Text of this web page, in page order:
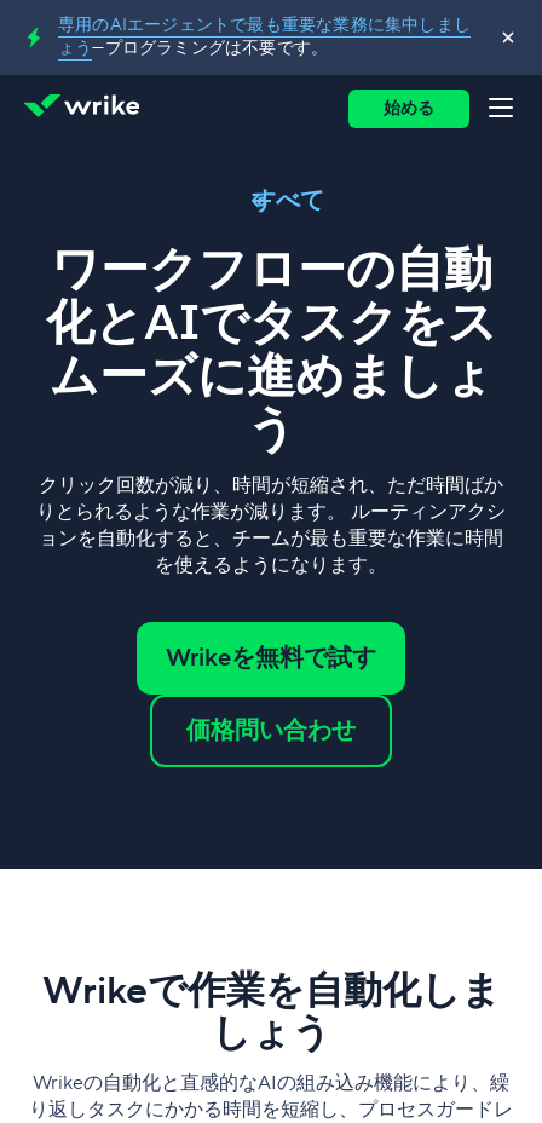
専用のAIエージェントで最も重要な業務に集中しまし
ょう—プログラミングは不要です。
始める
すべて
ワークフローの自動
化とAIでタスクをス
ムーズに進めましょ
う
クリック回数が減り、時間が短縮され、ただ時間ばか
りとられるような作業が減ります。 ルーティンアクシ
ョンを自動化すると、チームが最も重要な作業に時間
を使えるようになります。
Wrikeを無料で試す
価格問い合わせ
Wrikeで作業を自動化しま
しょう
Wrikeの自動化と直感的なAIの組み込み機能により、繰
り返しタスクにかかる時間を短縮し、プロセスガードレ